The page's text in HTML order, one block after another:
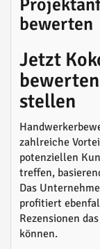
bewerten
Jetzt
stellen
zahlreiche
potenziellen
treffen,
Das
profitiert
Rezensionen
können.